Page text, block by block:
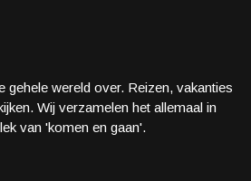
gehele wereld over. Reizen, vakanties
Wij verzamelen het allemaal in
van 'komen en gaan'.